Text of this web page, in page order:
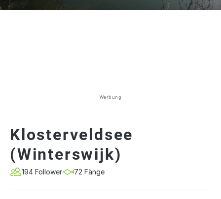
Werbung
Klosterveldsee
(Winterswijk)
194 Follower 72 Fänge